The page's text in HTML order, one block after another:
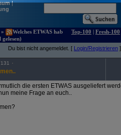
|
»
Welches ETWAS hab
Top-100 | Fresh-100
Du bist nicht angemeldet. [ Login/Registrieren ]
die ersten ETWAS ausgeliefert
meine Frage an euch..